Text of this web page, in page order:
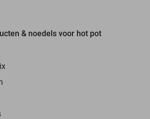
& noedels voor hot pot